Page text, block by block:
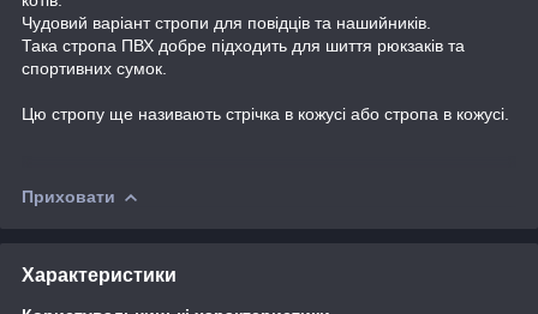
Чудовий варіант стропи для повідців та нашийників.
Така стропа ПВХ добре підходить для шиття рюкзаків та
спортивних сумок.
Цю стропу ще називають стрічка в кожусі або стропа в кожусі.
Приховати
Характеристики